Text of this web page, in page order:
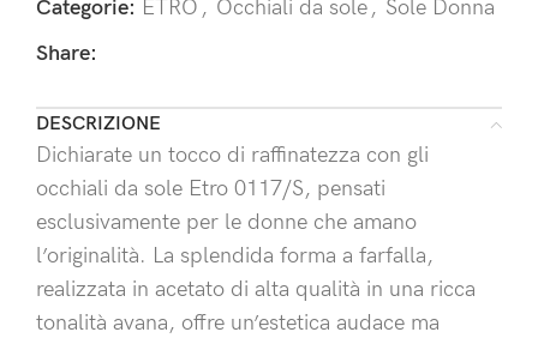
Categorie: ETRO , Occhiali da sole, Sole Donna
Share:
DESCRIZIONE
Dichiarate un tocco di raffinatezza con gli
occhiali da sole Etro 0117/S, pensati
esclusivamente per le donne che amano
l’originalità. La splendida forma a farfalla,
realizzata in acetato di alta qualità in una ricca
tonalità avana, offre un’estetica audace ma